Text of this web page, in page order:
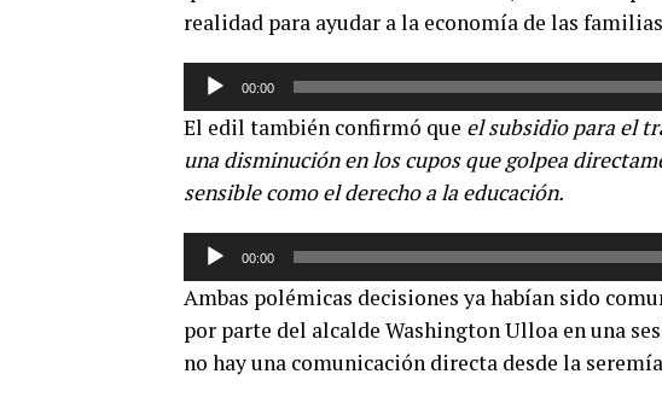
realidad para ayudar a la economía de las
Reproductor
audio
00:00
El edil también confirmó que el subsidio para el
una disminución en los cupos que golpea
sensible como el derecho a la educación.
Reproductor
audio
00:00
Ambas polémicas decisiones ya habían sido
por parte del alcalde Washington Ulloa en una
no hay una comunicación directa desde la